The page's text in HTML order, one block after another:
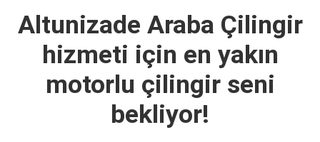
Altunizade Araba Çilingir
hizmeti için en yakın
motorlu çilingir seni
bekliyor!